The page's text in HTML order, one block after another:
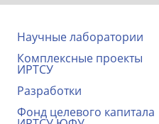
Научные лаборатории
Комплексные проекты
ИРТСУ
Разработки
Фонд целевого капитала